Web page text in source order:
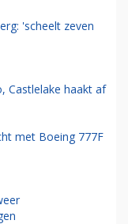
'scheelt zeven
Castlelake haakt af
met Boeing 777F